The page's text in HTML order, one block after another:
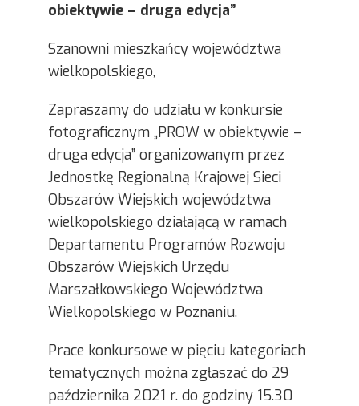
obiektywie – druga edycja”
Szanowni mieszkańcy województwa
wielkopolskiego,
Zapraszamy do udziału w konkursie
fotograficznym „PROW w obiektywie –
druga edycja” organizowanym przez
Jednostkę Regionalną Krajowej Sieci
Obszarów Wiejskich województwa
wielkopolskiego działającą w ramach
Departamentu Programów Rozwoju
Obszarów Wiejskich Urzędu
Marszałkowskiego Województwa
Wielkopolskiego w Poznaniu.
Prace konkursowe w pięciu kategoriach
tematycznych można zgłaszać do 29
października 2021 r. do godziny 15.30